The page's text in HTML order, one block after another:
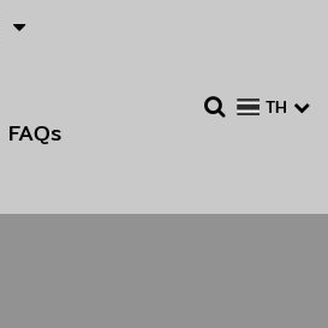
FAQs
TH